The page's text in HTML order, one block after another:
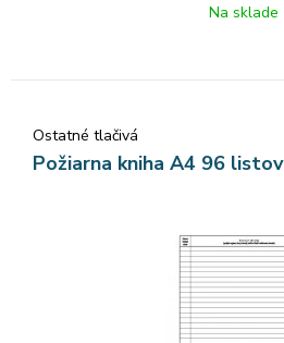
Na sklade
Ostatné tlačivá
Požiarna kniha A4 96 listov